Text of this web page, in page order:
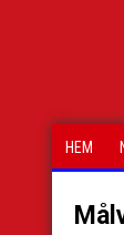
HEM